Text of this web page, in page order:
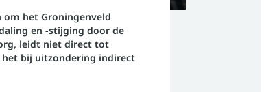
om het Groningenveld
en -stijging door de
leidt niet direct tot
het bij uitzondering indirect